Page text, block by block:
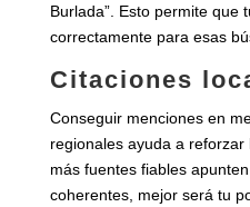
Burlada”. Esto permite que
correctamente para esas
Citaciones
Conseguir menciones en
regionales ayuda a
más fuentes fiables
coherentes, mejor será tu